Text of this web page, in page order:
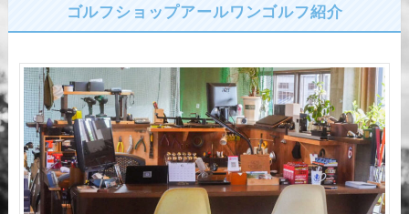
ゴルフショップアールワンゴルフ紹介